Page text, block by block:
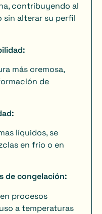
contribuyendo al
sin alterar su perfil
más cremosa,
de
líquidos, se
en frío o en
de congelación:
procesos
a temperaturas